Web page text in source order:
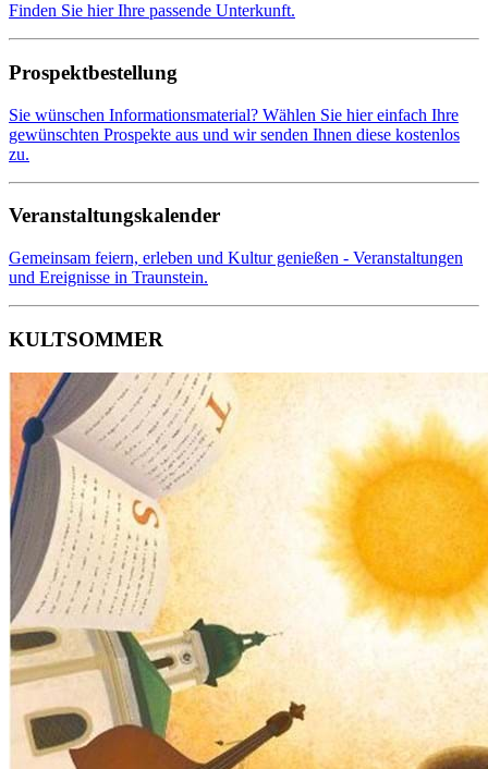
Finden Sie hier Ihre passende Unterkunft.
Prospektbestellung
Sie wünschen Informationsmaterial? Wählen Sie hier einfach Ihre
gewünschten Prospekte aus und wir senden Ihnen diese kostenlos
zu.
Veranstaltungskalender
Gemeinsam feiern, erleben und Kultur genießen - Veranstaltungen
und Ereignisse in Traunstein.
KULTSOMMER